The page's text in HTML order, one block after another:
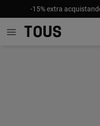
-15% extra